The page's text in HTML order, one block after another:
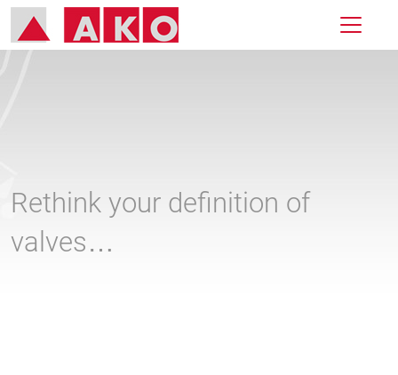
Rethink your definition of
valves…